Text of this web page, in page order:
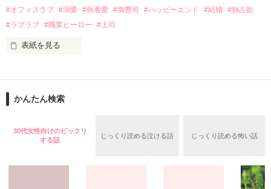
夏木美桜(なつきみお)
鳴海哲平 (なるみてっぺい)
2026.6.5～2026.7.25
＊以前、公開していた話の改稿版です＊
の関係となってしまい――？
#オフィスラブ #溺愛 #執着愛 #御曹司 #ハッピーエンド #結婚 #独占欲
#ラブラブ #職業ヒーロー #上司
表紙を見る
ションの企画戦略室で働いている。
めた、同期で恋人の石垣守（26）がいるのだが、後輩の姫原由
いた。
守と由羅から『便利屋雛子』と馬鹿にされ、一人こっそり泣い
かんたん検索
30代女性向けのビックリ
する話
じっくり読める泣ける話 じっくり読める怖い話